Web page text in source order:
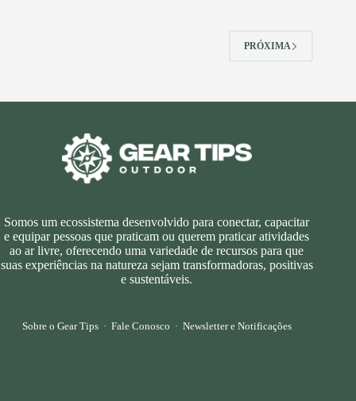
PRÓXIMA
Somos um ecossistema desenvolvido para conectar, capacitar
e equipar pessoas que praticam ou querem praticar atividades
ao ar livre, oferecendo uma variedade de recursos para que
suas experiências na natureza sejam transformadoras, positivas
e sustentáveis.
Sobre o Gear Tips· Fale Conosco · Newsletter e Notificações